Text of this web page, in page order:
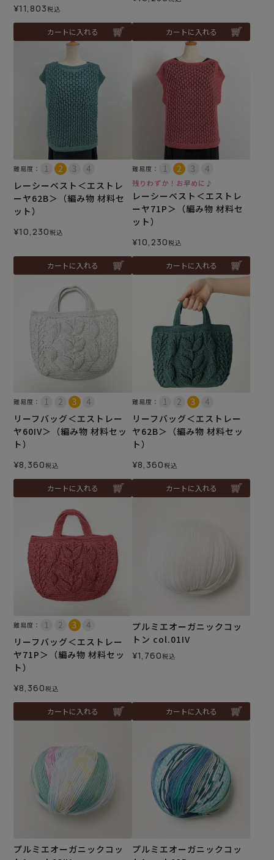
¥11,803税込
カートに入れる カートに入れる
難易度：
レーシーベスト＜エストレ
ーヤ62B＞（編み物 材料セ
ット）
¥10,230税込
カートに入れる
難易度：
残りわずか！お早めに♪
レーシーベスト＜エストレ
ーヤ71P＞（編み物 材料セ
ット）
¥10,230税込
カートに入れる
難易度：
リーフバッグ＜エストレー
ヤ60IV＞（編み物 材料セッ
ト）
¥8,360税込
カートに入れる
難易度：
リーフバッグ＜エストレー
ヤ62B＞（編み物 材料セッ
ト）
¥8,360税込
カートに入れる
難易度：
リーフバッグ＜エストレー
ヤ71P＞（編み物 材料セッ
ト）
¥8,360税込
カートに入れる
プルミエオーガニックコッ
トン col.01IV
¥1,760税込
カートに入れる
プルミエオーガニックコッ
プルミエオーガニックコッ